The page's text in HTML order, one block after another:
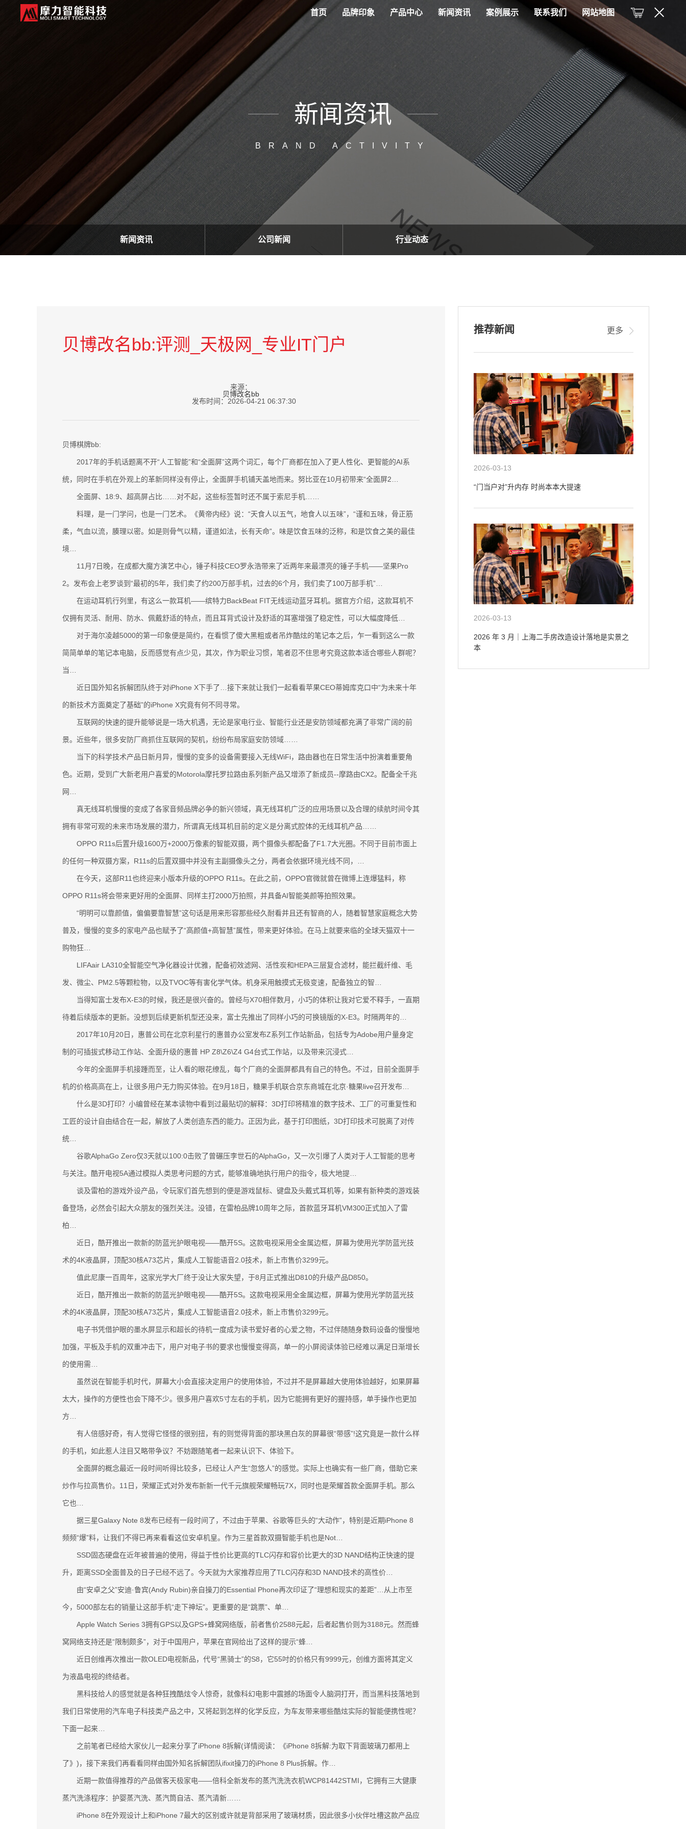
首页 品牌印象 产品中心 新闻资讯 案例展示 联系我们 网站地图
新闻资讯
BRAND ACTIVITY
新闻资讯 公司新闻 行业动态
贝博改名bb:评测_天极网_专业IT门户
来源：
贝博改名bb
发布时间：2026-04-21 06:37:30
贝博棋牌bb:
2017年的手机话题离不开“人工智能”和“全面屏”这两个词汇，每个厂商都在加入了更人性化、更智能的AI系
统，同时在手机在外观上的革新同样没有停止，全面屏手机铺天盖地而来。努比亚在10月初带来“全面屏2…
全面屏、18:9、超高屏占比……对不起，这些标签暂时还不属于索尼手机……
料理，是一门学问，也是一门艺术。《黄帝内经》说：“天食人以五气，地食人以五味”，“谨和五味，骨正筋
柔，气血以流，腠理以密。如是则骨气以精，谨道如法，长有天命”。味是饮食五味的泛称，和是饮食之美的最佳
境…
11月7日晚，在成都大魔方演艺中心，锤子科技CEO罗永浩带来了近两年来最漂亮的锤子手机——坚果Pro
2。发布会上老罗谈到“最初的5年，我们卖了约200万部手机，过去的6个月，我们卖了100万部手机”…
在运动耳机行列里，有这么一款耳机——缤特力BackBeat FIT无线运动蓝牙耳机。据官方介绍，这款耳机不
仅拥有灵活、耐用、防水、佩戴舒适的特点，而且耳背式设计及舒适的耳塞增强了稳定性，可以大幅度降低…
对于海尔凌越5000的第一印象便是简约，在看惯了傻大黑粗或者吊炸酷炫的笔记本之后，乍一看到这么一款
简简单单的笔记本电脑，反而感觉有点少见，其次，作为职业习惯，笔者忍不住思考究竟这款本适合哪些人群呢？
当…
近日国外知名拆解团队终于对iPhone X下手了…接下来就让我们一起看看苹果CEO蒂姆库克口中“为未来十年
的新技术方面奠定了基础”的iPhone X究竟有何不同寻常。
互联网的快速的提升能够说是一场大机遇，无论是家电行业、智能行业还是安防领域都充满了非常广阔的前
景。近些年，很多安防厂商抓住互联网的契机，纷纷布局家庭安防领域……
当下的科学技术产品日新月异，慢慢的变多的设备需要接入无线WiFi，路由器也在日常生活中扮演着重要角
色。近期，受到广大新老用户喜爱的Motorola摩托罗拉路由系列新产品又增添了新成员--摩路由CX2。配备全千兆
网…
真无线耳机慢慢的变成了各家音频品牌必争的新兴领域，真无线耳机广泛的应用场景以及合理的续航时间令其
拥有非常可观的未来市场发展的潜力，所谓真无线耳机目前的定义是分离式腔体的无线耳机产品……
OPPO R11s后置升级1600万+2000万像素的智能双摄，两个摄像头都配备了F1.7大光圈。不同于目前市面上
的任何一种双摄方案，R11s的后置双摄中并没有主副摄像头之分，两者会依据环境光线不同，…
在今天，这部R11也终迎来小版本升级的OPPO R11s。在此之前，OPPO官微就曾在微博上连爆猛料，称
OPPO R11s将会带来更好用的全面屏、同样主打2000万拍照，并具备AI智能美颜等拍照效果。
“明明可以靠颜值，偏偏要靠智慧”这句话是用来形容那些经久耐看并且还有智商的人，随着智慧家庭概念大势
普及，慢慢的变多的家电产品也赋予了“高颜值+高智慧”属性，带来更好体验。在马上就要来临的全球天猫双十一
购物狂…
LIFAair LA310全智能空气净化器设计优雅，配备初效滤网、活性炭和HEPA三层复合滤材，能拦截纤维、毛
发、微尘、PM2.5等颗粒物，以及TVOC等有害化学气体。机身采用触摸式无极变速，配备独立的智…
当得知富士发布X-E3的时候，我还是很兴奋的。曾经与X70相伴数月，小巧的体积让我对它爱不释手，一直期
待着后续版本的更新。没想到后续更新机型还没来，富士先推出了同样小巧的可换镜版的X-E3。时隔两年的…
2017年10月20日，惠普公司在北京利星行的惠普办公室发布Z系列工作站新品，包括专为Adobe用户量身定
制的可插拔式移动工作站、全面升级的惠普 HP Z8\Z6\Z4 G4台式工作站，以及带来沉浸式…
今年的全面屏手机接踵而至，让人看的眼花缭乱，每个厂商的全面屏都具有自己的特色。不过，目前全面屏手
机的价格高高在上，让很多用户无力购买体验。在9月18日，糖果手机联合京东商城在北京·糖果live召开发布…
什么是3D打印？小编曾经在某本读物中看到过最贴切的解释：3D打印将精准的数字技术、工厂的可重复性和
工匠的设计自由结合在一起，解放了人类创造东西的能力。正因为此，基于打印图纸，3D打印技术可脱离了对传
统…
谷歌AlphaGo Zero仅3天就以100:0击败了曾碾压李世石的AlphaGo，又一次引爆了人类对于人工智能的思考
与关注。酷开电视5A通过模拟人类思考问题的方式，能够准确地执行用户的指令，极大地提…
谈及雷柏的游戏外设产品，令玩家们首先想到的便是游戏鼠标、键盘及头戴式耳机等，如果有新种类的游戏装
备登场，必然会引起大众朋友的强烈关注。没错，在雷柏品牌10周年之际，首款蓝牙耳机VM300正式加入了雷
柏…
近日，酷开推出一款新的防蓝光护眼电视——酷开5S。这款电视采用全金属边框，屏幕为使用光学防蓝光技
术的4K液晶屏，顶配30核A73芯片，集成人工智能语音2.0技术，新上市售价3299元。
值此尼康一百周年，这家光学大厂终于没让大家失望，于8月正式推出D810的升级产品D850。
近日，酷开推出一款新的防蓝光护眼电视——酷开5S。这款电视采用全金属边框，屏幕为使用光学防蓝光技
术的4K液晶屏，顶配30核A73芯片，集成人工智能语音2.0技术，新上市售价3299元。
电子书凭借护眼的墨水屏显示和超长的待机一度成为读书爱好者的心爱之物，不过伴随随身数码设备的慢慢地
加强，平板及手机的双重冲击下，用户对电子书的要求也慢慢变得高，单一的小屏阅读体验已经难以满足日渐增长
的使用需…
虽然说在智能手机时代，屏幕大小会直接决定用户的使用体验，不过并不是屏幕越大使用体验越好，如果屏幕
太大，操作的方便性也会下降不少。很多用户喜欢5寸左右的手机，因为它能拥有更好的握持感，单手操作也更加
方…
有人倍感好奇，有人觉得它怪怪的很别扭，有的则觉得背面的那块黑白灰的屏幕很“带感”!这究竟是一款什么样
的手机，如此惹人注目又略带争议？不妨跟随笔者一起来认识下、体验下。
全面屏的概念最近一段时间听得比较多，已经让人产生“忽悠人”的感觉。实际上也确实有一些厂商，借助它来
炒作与拉高售价。11日，荣耀正式对外发布新新一代千元旗舰荣耀畅玩7X，同时也是荣耀首款全面屏手机。那么
它也…
据三星Galaxy Note 8发布已经有一段时间了，不过由于苹果、谷歌等巨头的“大动作”，特别是近期iPhone 8
频频“爆”料，让我们不得已再来看看这位安卓机皇。作为三星首款双摄智能手机也是Not…
SSD固态硬盘在近年被普遍的使用，得益于性价比更高的TLC闪存和容价比更大的3D NAND结构正快速的提
升，距离SSD全面普及的日子已经不远了。今天就为大家推荐应用了TLC闪存和3D NAND技术的高性价…
由“安卓之父”安迪·鲁宾(Andy Rubin)亲自操刀的Essential Phone再次印证了“理想和现实的差距”…从上市至
今，5000部左右的销量让这部手机“走下神坛”。更重要的是“跳票”、单…
Apple Watch Series 3拥有GPS以及GPS+蜂窝网络版，前者售价2588元起，后者起售价则为3188元。然而蜂
窝网络支持还是“限制颇多”，对于中国用户，苹果在官网给出了这样的提示“蜂…
近日创维再次推出一款OLED电视新品，代号“黑骑士”的S8，它55吋的价格只有9999元，创维方面将其定义
为液晶电视的终结者。
黑科技给人的感觉就是各种狂拽酷炫令人惊奇，就像科幻电影中震撼的场面令人脑洞打开，而当黑科技落地到
我们日常使用的汽车电子科技类产品之中，又将起到怎样的化学反应，为车友带来哪些酷炫实际的智能便携性呢？
下面一起来…
之前笔者已经给大家伙儿一起来分享了iPhone 8拆解(详情阅读：《iPhone 8拆解:为取下背面玻璃刀都用上
了》)，接下来我们再看看同样由国外知名拆解团队ifixit操刀的iPhone 8 Plus拆解。作…
近期一款值得推荐的产品做客天极家电——倍科全新发布的蒸汽洗洗衣机WCP81442STMI，它拥有三大健康
蒸汽洗涤程序：护婴蒸汽洗、蒸汽筒自洁、蒸汽清新……
iPhone 8在外观设计上和iPhone 7最大的区别或许就是背部采用了玻璃材质，因此很多小伙伴吐槽这款产品应
推荐新闻 更多
2026-03-13
“门当户对”升内存 时尚本本大提速
2026-03-13
2026 年 3 月｜上海二手房改造设计落地是实景之
本